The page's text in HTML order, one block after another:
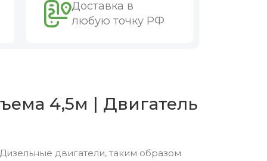
Доставка в
любую точку РФ
4,5м | Двигатель
двигатели, таким образом